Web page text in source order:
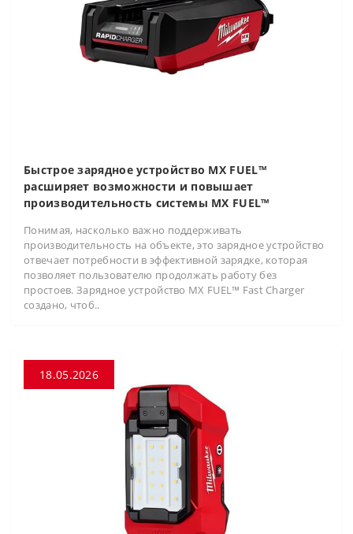
Быстрое зарядное устройство MX FUEL™
расширяет возможности и повышает
производительность системы MX FUEL™
Понимая, насколько важно поддерживать
производительность на объекте, это зарядное устройство
отвечает потребности в эффективной зарядке, которая
позволяет пользователю продолжать работу без
простоев. Зарядное устройство MX FUEL™ Fast Charger
создано, чтоб..
18.05.2026